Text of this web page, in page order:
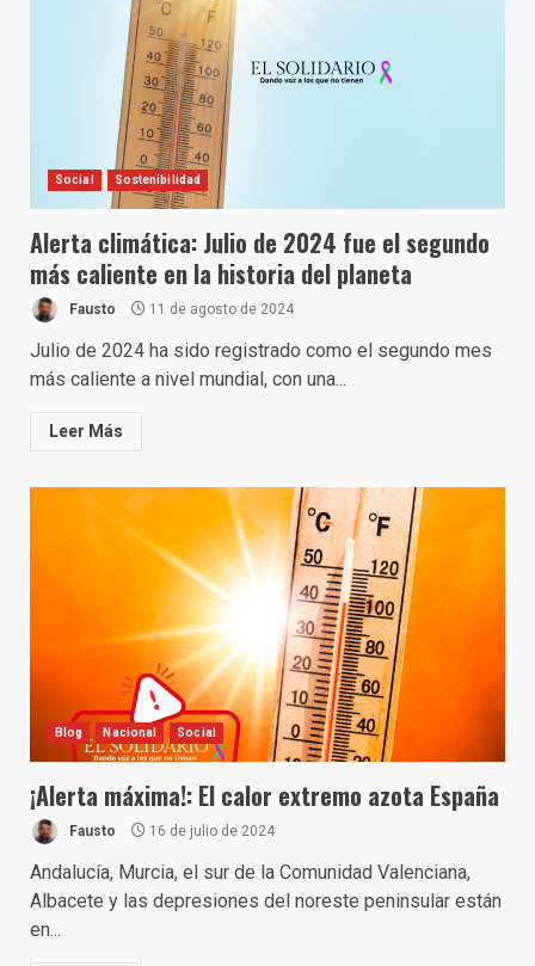
Social Sostenibilidad
Alerta climática: Julio de 2024 fue el segundo
más caliente en la historia del planeta
Fausto 11 de agosto de 2024
Julio de 2024 ha sido registrado como el segundo mes
más caliente a nivel mundial, con una...
Leer Más
Blog Nacional Social
¡Alerta máxima!: El calor extremo azota España
Fausto 16 de julio de 2024
Andalucía, Murcia, el sur de la Comunidad Valenciana,
Albacete y las depresiones del noreste peninsular están
en...